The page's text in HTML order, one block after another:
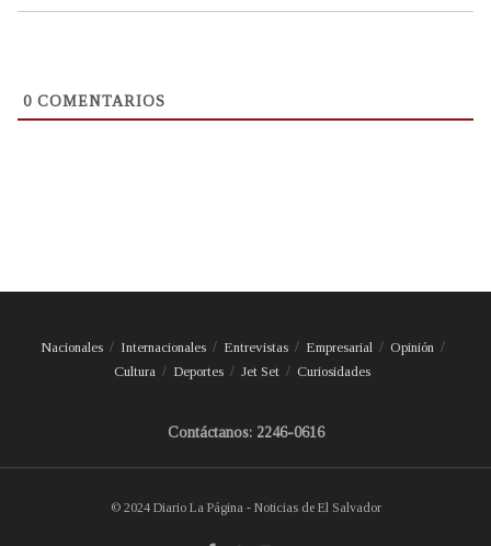
0 COMENTARIOS
Nacionales Internacionales Entrevistas Empresarial
Opinión
Cultura
Deportes Jet Set Curiosidades
Contáctanos: 2246-0616
© 2024 Diario La Página - Noticias de El Salvador